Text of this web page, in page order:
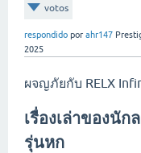
votos
respondido por ahr147
2025
ผจญภัยกับ RELX
เรื่องเล่าของนั
รุ่นหก